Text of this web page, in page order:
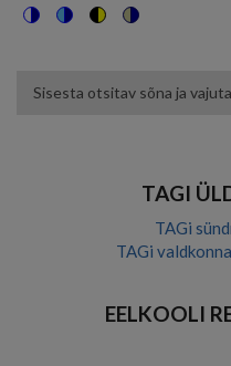
color
high
soft
theme
TAGI
TAGi
TAGi
EELKOOLI